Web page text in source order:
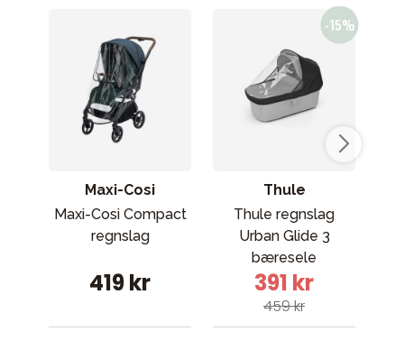
Maxi-Cosi
Maxi-Cosi Compact
regnslag
419 kr
Thule
Thule regnslag
Urban Glide 3
bæresele
391 kr
459 kr